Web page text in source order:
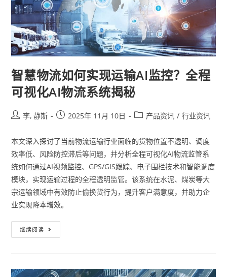
智慧物流如何实现运输AI监控？全程
可视化AI物流系统揭秘
李, 静斯 2025年 11月 10日 产品资讯 / 行业资讯
本文深入探讨了当前物流运输行业面临的货物位置不透明、调度
效率低、风险防控滞后等问题，并分析全程可视化AI物流监管系
统如何通过AI视频监控、GPS/GIS跟踪、电子围栏技术和智能调度
模块，实现运输过程的全程透明监管。该系统在水泥、煤炭等大
宗运输领域中有效防止偷换货行为，提升客户满意度，并助力企
业实现降本增效。
继续阅读